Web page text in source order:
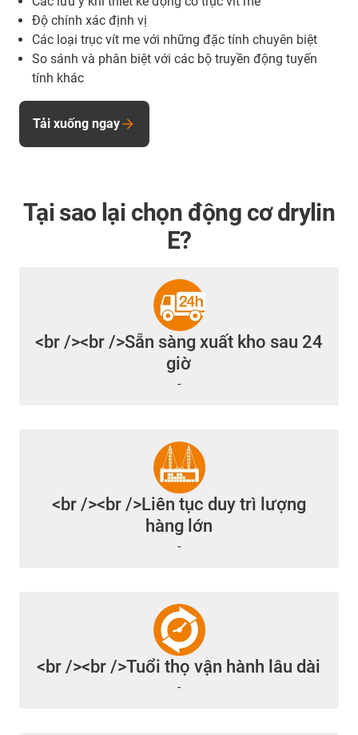
Độ chính xác định vị
Các loại trục vít me với những đặc tính chuyên biệt
So sánh và phân biệt với các bộ truyền động tuyến
tính khác
Tải xuống ngay
Tại sao lại chọn động cơ drylin
E?
<br /><br />Sẵn sàng xuất kho sau 24
giờ
-
<br /><br />Liên tục duy trì lượng
hàng lớn
-
<br /><br />Tuổi thọ vận hành lâu dài
-